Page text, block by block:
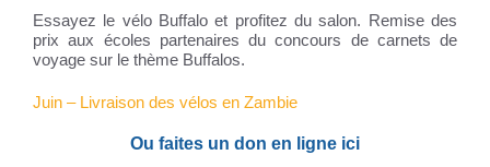
Essayez le vélo Buffalo et profitez du salon. Remise des
prix aux écoles partenaires du concours de carnets de
voyage sur le thème Buffalos.
Juin – Livraison des vélos en Zambie
Ou faites un don en ligne ici